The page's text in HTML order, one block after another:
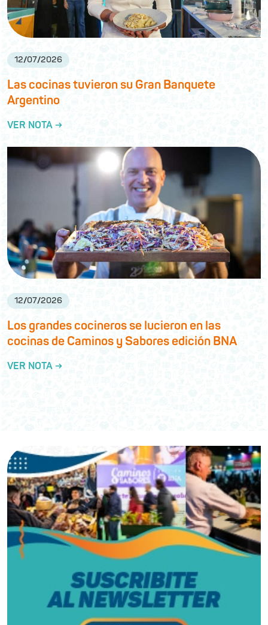
12/07/2026
Las cocinas tuvieron su Gran Banquete
Argentino
VER NOTA →
12/07/2026
Los grandes cocineros se lucieron en las
cocinas de Caminos y Sabores edición BNA
VER NOTA →